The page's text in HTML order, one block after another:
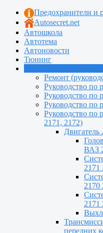
Предохранители и
Autosecret.net
Автошкола
Автотема
Автоновости
Тюнинг
Ремонт
Руководство по
Руководство по
Руководство по
Руководство по
2171, 2172)
ВАЗ
2171
2170
2171
передних